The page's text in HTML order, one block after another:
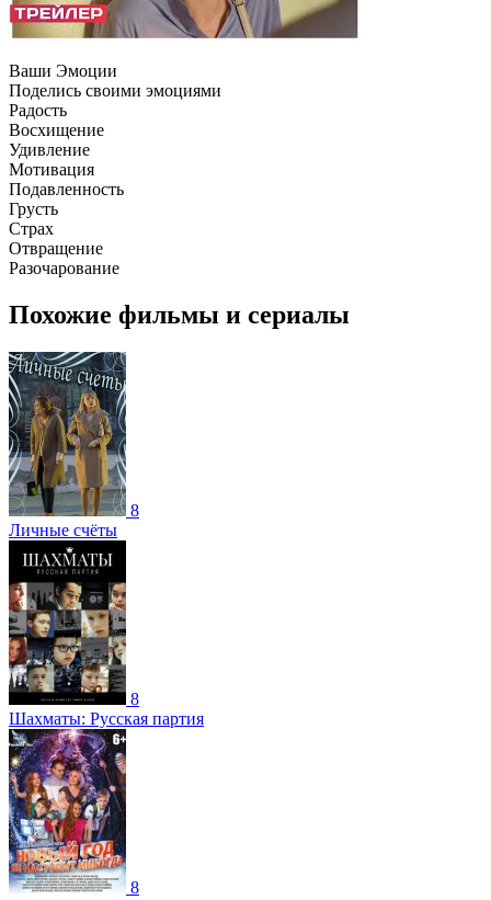
Ваши Эмоции
Поделись своими эмоциями
Радость
Восхищение
Удивление
Мотивация
Подавленность
Грусть
Страх
Отвращение
Разочарование
Похожие фильмы и сериалы
8
Личные счёты
8
Шахматы: Русская партия
8